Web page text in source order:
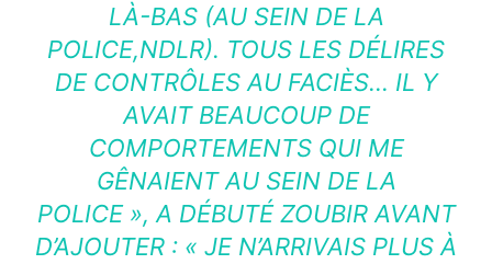
LÀ-BAS (AU SEIN DE LA
POLICE,NDLR). TOUS LES DÉLIRES
DE CONTRÔLES AU FACIÈS… IL Y
AVAIT BEAUCOUP DE
COMPORTEMENTS QUI ME
GÊNAIENT AU SEIN DE LA
POLICE », A DÉBUTÉ ZOUBIR AVANT
D’AJOUTER : « JE N’ARRIVAIS PLUS À